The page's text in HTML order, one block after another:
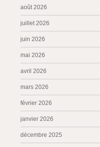
août 2026
juillet 2026
juin 2026
mai 2026
avril 2026
mars 2026
février 2026
janvier 2026
décembre 2025